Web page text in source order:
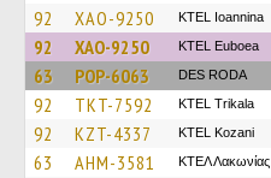
92 XAO-9250 KTEL Ioannina
92 XAO-9250 ΚΤΕL Euboea
63 POP-6063 DES RODA
92 TKT-7592 ΚΤΕL Τrikala
92 KZT-4337 ΚΤΕL Kozani
63 AHM-3581 ΚΤΕΛ Λακωνίας